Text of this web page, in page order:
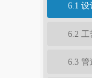
6.1 设
6.2 工
6.3 管